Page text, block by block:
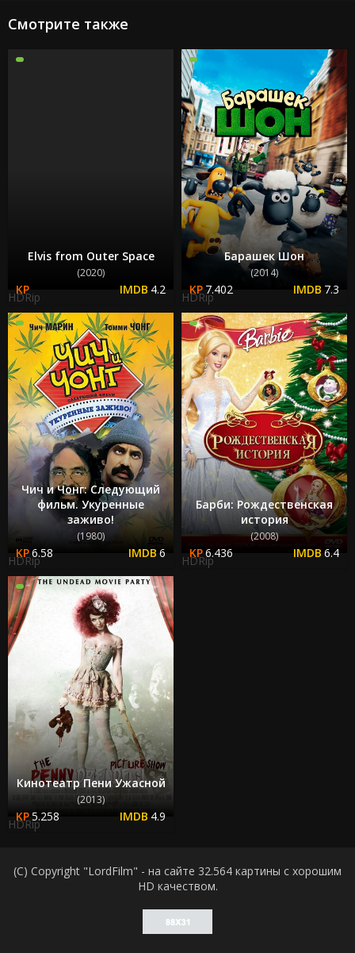
Смотрите также
Elvis from Outer Space
(2020)
4.2
HDRip
Барашек Шон
(2014)
7.402 7.3
HDRip
Чич и Чонг: Следующий
фильм. Укуренные
заживо!
(1980)
6.58 6
HDRip
Барби: Рождественская
история
(2008)
6.436 6.4
HDRip
Кинотеатр Пени Ужасной
(2013)
5.258 4.9
HDRip
(C) Copyright "LordFilm" - на сайте 32.564 картины с хорошим
HD качеством.